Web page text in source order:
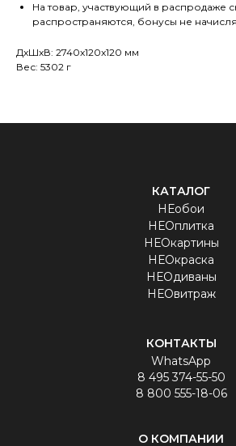
На товар, участвующий в распродаже
распространяются, бонусы не
ДxШxВ: 2740x120x120 мм
Вес: 5302 г
КАТАЛОГ
НЕобои
НЕОплитка
НЕОкартины
НЕОкраска
НЕОдиваны
НЕОвитраж
КОНТАКТЫ
WhatsApp
8 495 374-55-50
8 800 555-18-06
О КОМПАНИИ